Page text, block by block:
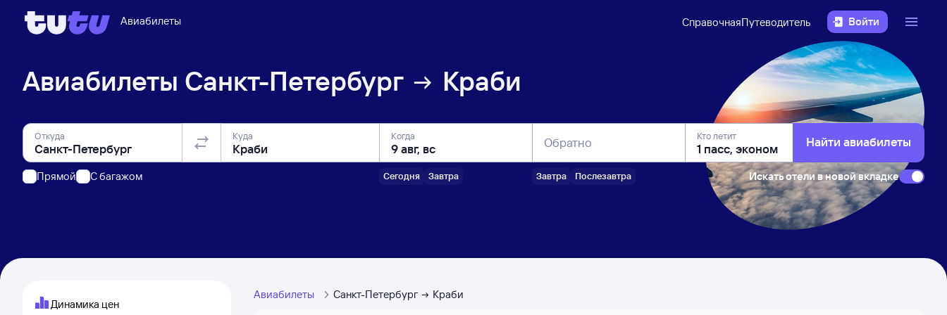
Авиабилеты СправочнаяПутеводитель Войти
Авиабилеты Санкт-Петербург Краби
Откуда
Прямой C багажом
Куда Когда
Сегодня Завтра
Обратно
Завтра Послезавтра
Кто летит Найти авиабилеты
Искать отели в новой вкладке
Динамика цен
Авиабилеты Санкт-Петербург Краби